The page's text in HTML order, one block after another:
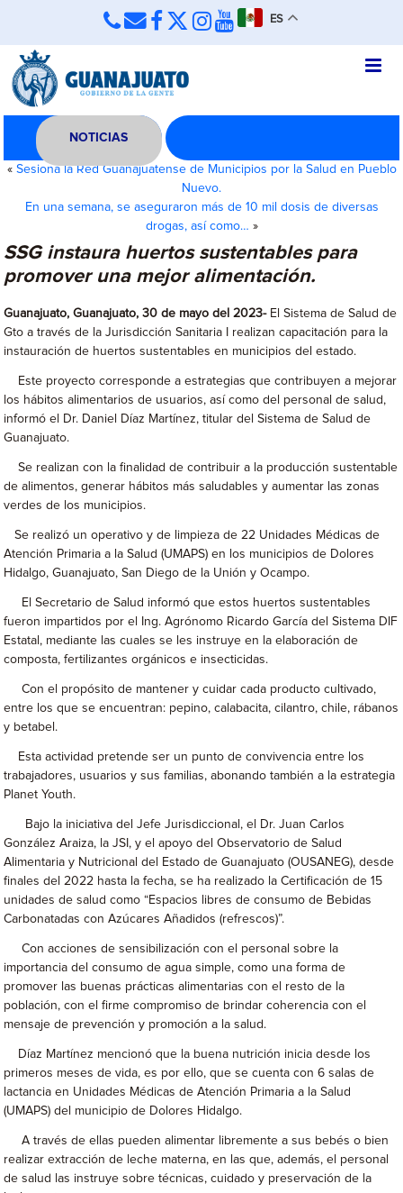
ES
NOTICIAS
« Sesiona la Red Guanajuatense de Municipios por la Salud en Pueblo
Nuevo.
En una semana, se aseguraron más de 10 mil dosis de diversas
drogas, así como… »
SSG instaura huertos sustentables para
promover una mejor alimentación.
Guanajuato, Guanajuato, 30 de mayo del 2023- El Sistema de Salud de
Gto a través de la Jurisdicción Sanitaria I realizan capacitación para la
instauración de huertos sustentables en municipios del estado.
Este proyecto corresponde a estrategias que contribuyen a mejorar
los hábitos alimentarios de usuarios, así como del personal de salud,
informó el Dr. Daniel Díaz Martínez, titular del Sistema de Salud de
Guanajuato.
Se realizan con la finalidad de contribuir a la producción sustentable
de alimentos, generar hábitos más saludables y aumentar las zonas
verdes de los municipios.
Se realizó un operativo y de limpieza de 22 Unidades Médicas de
Atención Primaria a la Salud (UMAPS) en los municipios de Dolores
Hidalgo, Guanajuato, San Diego de la Unión y Ocampo.
El Secretario de Salud informó que estos huertos sustentables
fueron impartidos por el Ing. Agrónomo Ricardo García del Sistema DIF
Estatal, mediante las cuales se les instruye en la elaboración de
composta, fertilizantes orgánicos e insecticidas.
Con el propósito de mantener y cuidar cada producto cultivado,
entre los que se encuentran: pepino, calabacita, cilantro, chile, rábanos
y betabel.
Esta actividad pretende ser un punto de convivencia entre los
trabajadores, usuarios y sus familias, abonando también a la estrategia
Planet Youth.
Bajo la iniciativa del Jefe Jurisdiccional, el Dr. Juan Carlos
González Araiza, la JSI, y el apoyo del Observatorio de Salud
Alimentaria y Nutricional del Estado de Guanajuato (OUSANEG), desde
finales del 2022 hasta la fecha, se ha realizado la Certificación de 15
unidades de salud como “Espacios libres de consumo de Bebidas
Carbonatadas con Azúcares Añadidos (refrescos)”.
Con acciones de sensibilización con el personal sobre la
importancia del consumo de agua simple, como una forma de
promover las buenas prácticas alimentarias con el resto de la
población, con el firme compromiso de brindar coherencia con el
mensaje de prevención y promoción a la salud.
Díaz Martínez mencionó que la buena nutrición inicia desde los
primeros meses de vida, es por ello, que se cuenta con 6 salas de
lactancia en Unidades Médicas de Atención Primaria a la Salud
(UMAPS) del municipio de Dolores Hidalgo.
A través de ellas pueden alimentar libremente a sus bebés o bien
realizar extracción de leche materna, en las que, además, el personal
de salud las instruye sobre técnicas, cuidado y preservación de la